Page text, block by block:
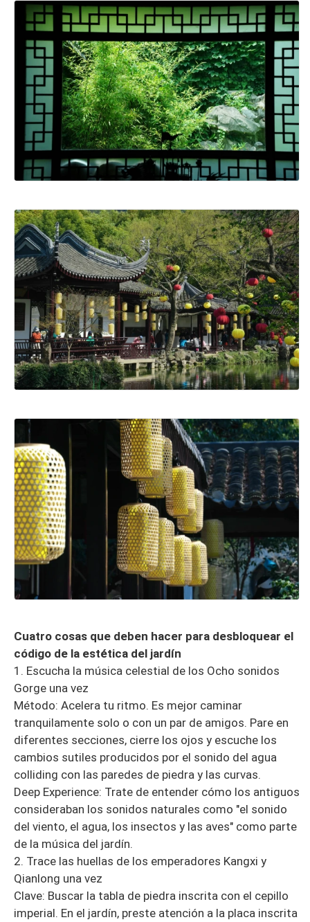
Cuatro cosas que deben hacer para desbloquear el
código de la estética del jardín
1. Escucha la música celestial de los Ocho sonidos
Gorge una vez
Método: Acelera tu ritmo. Es mejor caminar
tranquilamente solo o con un par de amigos. Pare en
diferentes secciones, cierre los ojos y escuche los
cambios sutiles producidos por el sonido del agua
colliding con las paredes de piedra y las curvas.
Deep Experience: Trate de entender cómo los antiguos
consideraban los sonidos naturales como "el sonido
del viento, el agua, los insectos y las aves" como parte
de la música del jardín.
2. Trace las huellas de los emperadores Kangxi y
Qianlong una vez
Clave: Buscar la tabla de piedra inscrita con el cepillo
imperial. En el jardín, preste atención a la placa inscrita